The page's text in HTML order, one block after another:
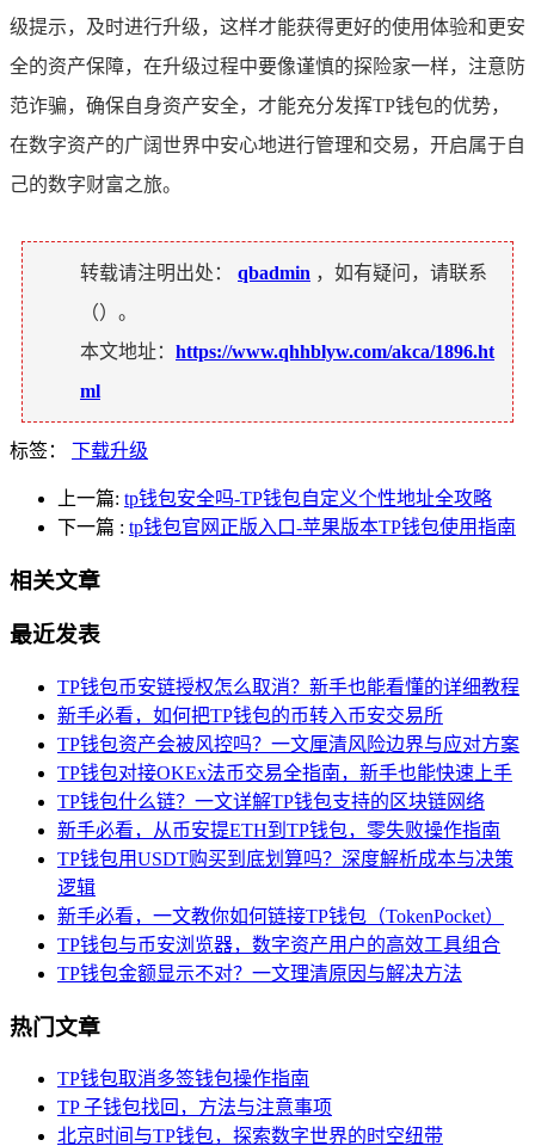
级提示，及时进行升级，这样才能获得更好的使用体验和更安
全的资产保障，在升级过程中要像谨慎的探险家一样，注意防
范诈骗，确保自身资产安全，才能充分发挥TP钱包的优势，
在数字资产的广阔世界中安心地进行管理和交易，开启属于自
己的数字财富之旅。
转载请注明出处： qbadmin ，如有疑问，请联系
（）。
本文地址： https://www.qhhblyw.com/akca/1896.ht
ml
标签： 下载升级
上一篇: tp钱包安全吗-TP钱包自定义个性地址全攻略
下一篇 : tp钱包官网正版入口-苹果版本TP钱包使用指南
相关文章
最近发表
TP钱包币安链授权怎么取消？新手也能看懂的详细教程
新手必看，如何把TP钱包的币转入币安交易所
TP钱包资产会被风控吗？一文厘清风险边界与应对方案
TP钱包对接OKEx法币交易全指南，新手也能快速上手
TP钱包什么链？一文详解TP钱包支持的区块链网络
新手必看，从币安提ETH到TP钱包，零失败操作指南
TP钱包用USDT购买到底划算吗？深度解析成本与决策
逻辑
新手必看，一文教你如何链接TP钱包（TokenPocket）
TP钱包与币安浏览器，数字资产用户的高效工具组合
TP钱包金额显示不对？一文理清原因与解决方法
热门文章
TP钱包取消多签钱包操作指南
TP 子钱包找回，方法与注意事项
北京时间与TP钱包，探索数字世界的时空纽带